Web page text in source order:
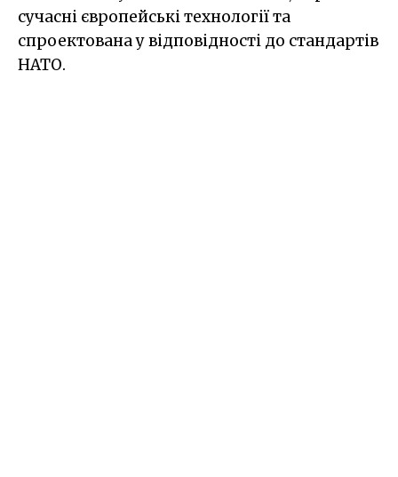
сучасні європейські технології та
спроектована у відповідності до стандартів
НАТО.